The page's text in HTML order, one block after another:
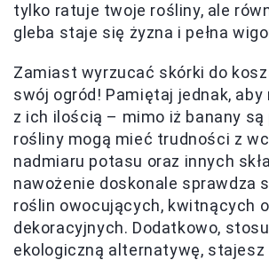
tylko ratuje twoje rośliny, ale
gleba staje się żyzna i pełna
Zamiast wyrzucać skórki do
swój ogród! Pamiętaj jednak, aby
z ich ilością – mimo iż banany
rośliny mogą mieć trudności z
nadmiaru potasu oraz innych
nawożenie doskonale sprawdza
roślin owocujących, kwitnących
dekoracyjnych. Dodatkowo,
ekologiczną alternatywę, stajesz